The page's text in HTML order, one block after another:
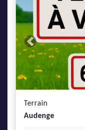
Previous
Terrain
Audenge